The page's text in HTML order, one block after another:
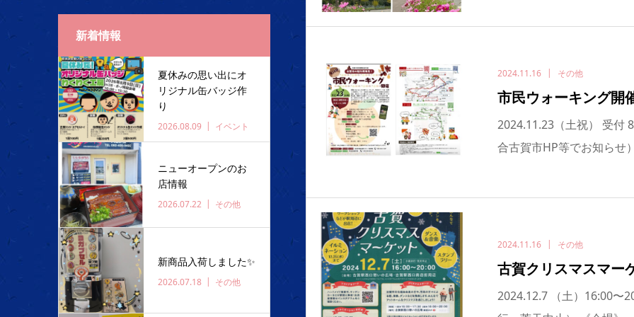
2024.11.16 その他
市民ウォーキング開
2024.11.23（土祝） 受付
合古賀市HP等でお知らせ
2024.11.16 その他
古賀クリスマスマー
2024.12.7 （土）
新着情報
夏休みの思い出にオ
リジナル缶バッジ作
り
2026.08.09 イベント
ニューオープンのお
店情報
2026.07.22 その他
新商品入荷しました✨️
2026.07.18 その他